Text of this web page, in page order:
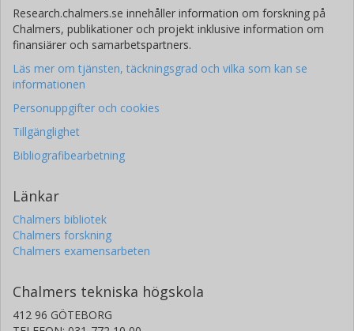
Research.chalmers.se innehåller information om forskning på
Chalmers, publikationer och projekt inklusive information om
finansiärer och samarbetspartners.
Läs mer om tjänsten, täckningsgrad och vilka som kan se
informationen
Personuppgifter och cookies
Tillgänglighet
Bibliografibearbetning
Länkar
Chalmers bibliotek
Chalmers forskning
Chalmers examensarbeten
Chalmers tekniska högskola
412 96 GÖTEBORG